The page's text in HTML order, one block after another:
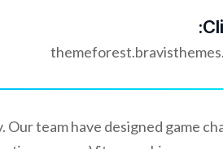
team have designed game